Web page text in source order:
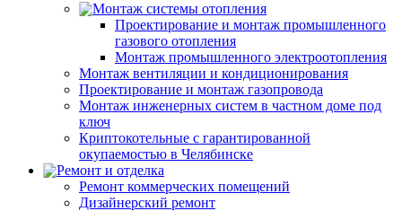
Монтаж системы отопления
Проектирование и монтаж промышленного
газового отопления
Монтаж промышленного электроотопления
Монтаж вентиляции и кондиционирования
Проектирование и монтаж газопровода
Монтаж инженерных систем в частном доме под
ключ
Криптокотельные с гарантированной
окупаемостью в Челябинске
Ремонт и отделка
Ремонт коммерческих помещений
Дизайнерский ремонт